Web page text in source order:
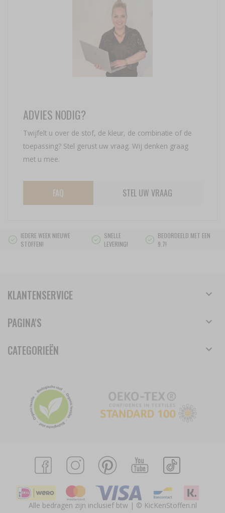
ADVIES NODIG?
Twijfelt u over de stof, de kleur, de combinatie of de
toepassing? Stel gerust uw vraag. Wij denken graag
met u mee.
FAQ STEL UW VRAAG
IEDERE WEEK NIEUWE
STOFFEN!
SNELLE
LEVERING!
BEOORDEELD MET EEN
9.7!
KLANTENSERVICE
PAGINA'S
CATEGORIEËN
Alle bedragen zijn inclusief btw | © KicKenStoffen.nl